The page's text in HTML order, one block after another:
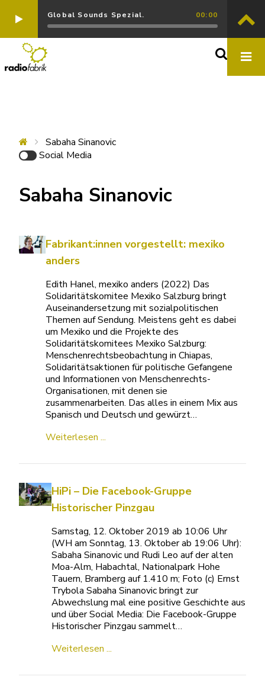
Global Sounds Spezial. 00:00
Sabaha Sinanovic
Social Media
Sabaha Sinanovic
Fabrikant:innen vorgestellt: mexiko
anders
Edith Hanel, mexiko anders (2022) Das
Solidaritätskomitee Mexiko Salzburg bringt
Auseinandersetzung mit sozialpolitischen
Themen auf Sendung. Meistens geht es dabei
um Mexiko und die Projekte des
Solidaritätskomitees Mexiko Salzburg:
Menschenrechtsbeobachtung in Chiapas,
Solidaritätsaktionen für politische Gefangene
und Informationen von Menschenrechts-
Organisationen, mit denen sie
zusammenarbeiten. Das alles in einem Mix aus
Spanisch und Deutsch und gewürzt…
Weiterlesen ...
HiPi – Die Facebook-Gruppe
Historischer Pinzgau
Samstag, 12. Oktober 2019 ab 10:06 Uhr
(WH am Sonntag, 13. Oktober ab 19:06 Uhr):
Sabaha Sinanovic und Rudi Leo auf der alten
Moa-Alm, Habachtal, Nationalpark Hohe
Tauern, Bramberg auf 1.410 m; Foto (c) Ernst
Trybola Sabaha Sinanovic bringt zur
Abwechslung mal eine positive Geschichte aus
und über Social Media: Die Facebook-Gruppe
Historischer Pinzgau sammelt…
Weiterlesen ...